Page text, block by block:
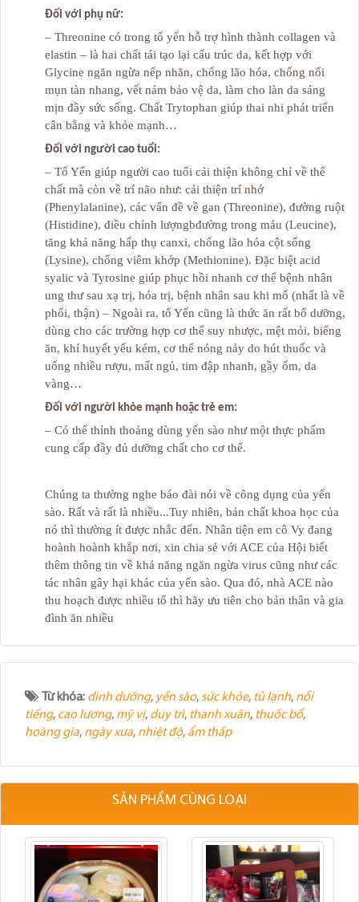
Đối với phụ nữ:
– Threonine có trong tổ yến hỗ trợ hình thành collagen và
elastin – là hai chất tái tạo lại cấu trúc da, kết hợp với
Glycine ngăn ngừa nếp nhăn, chống lão hóa, chống nổi
mụn tàn nhang, vết nám bảo vệ da, làm cho làn da sáng
mịn đầy sức sống. Chất Trytophan giúp thai nhi phát triển
cân bằng và khỏe mạnh…
Đối với người cao tuổi:
– Tổ Yến giúp người cao tuổi cải thiện không chỉ về thể
chất mà còn về trí não như: cải thiện trí nhớ
(Phenylalanine), các vấn đề về gan (Threonine), đường ruột
(Histidine), điều chỉnh lượngbđường trong máu (Leucine),
tăng khả năng hấp thụ canxi, chống lão hóa cột sống
(Lysine), chống viêm khớp (Methionine). Đặc biệt acid
syalic và Tyrosine giúp phục hồi nhanh cơ thể bệnh nhân
ung thư sau xạ trị, hóa trị, bệnh nhân sau khi mổ (nhất là về
phổi, thận) – Ngoài ra, tổ Yến cũng là thức ăn rất bổ dưỡng,
dùng cho các trường hợp cơ thể suy nhược, mệt mỏi, biếng
ăn, khí huyết yếu kém, cơ thể nóng nảy do hút thuốc và
uống nhiều rượu, mất ngủ, tim đập nhanh, gầy ốm, da
vàng…
Đối với người khỏe mạnh hoặc trẻ em:
– Có thể thỉnh thoảng dùng yến sào như một thực phẩm
cung cấp đầy đủ dưỡng chất cho cơ thể.
Chúng ta thường nghe báo đài nói về công dụng của yến
sào. Rất và rất là nhiều...Tuy nhiên, bản chất khoa học của
nó thì thường ít được nhắc đến. Nhân tiện em cô Vy đang
hoành hoành khắp nơi, xin chia sẻ với ACE của Hội biết
thêm thông tin về khả năng ngăn ngừa virus cũng như các
tác nhân gây hại khác của yến sào. Qua đó, nhà ACE nào
thu hoạch được nhiều tổ thì hãy ưu tiên cho bản thân và gia
đình ăn nhiều
Từ khóa: dinh dưỡng, yến sào, sức khỏe, tủ lạnh, nổi
tiếng, cao lương, mỹ vị, duy trì, thanh xuân, thuốc bổ,
hoàng gia, ngày xưa, nhiệt độ, ẩm thấp
SẢN PHẨM CÙNG LOẠI